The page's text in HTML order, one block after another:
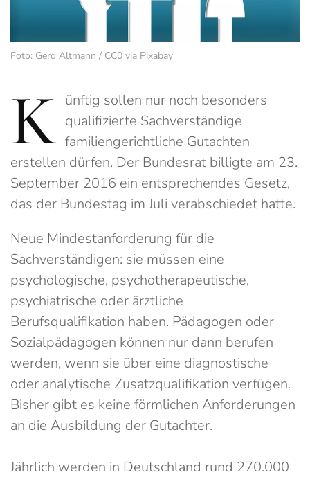
Foto: Gerd Altmann / CC0 via Pixabay
K ünftig sollen nur noch besonders
qualifizierte Sachverständige
familiengerichtliche Gutachten
erstellen dürfen. Der Bundesrat billigte am 23.
September 2016 ein entsprechendes Gesetz,
das der Bundestag im Juli verabschiedet hatte.
Neue Mindestanforderung für die
Sachverständigen: sie müssen eine
psychologische, psychotherapeutische,
psychiatrische oder ärztliche
Berufsqualifikation haben. Pädagogen oder
Sozialpädagogen können nur dann berufen
werden, wenn sie über eine diagnostische
oder analytische Zusatzqualifikation verfügen.
Bisher gibt es keine förmlichen Anforderungen
an die Ausbildung der Gutachter.
Jährlich werden in Deutschland rund 270.000